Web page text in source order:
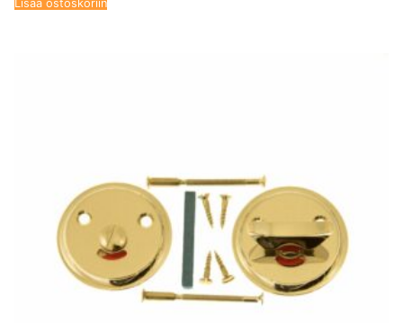
Lisää ostoskoriin